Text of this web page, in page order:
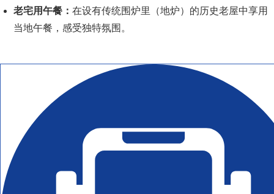
老宅用午餐：在设有传统围炉里（地炉）的历史老屋中享用
当地午餐，感受独特氛围。